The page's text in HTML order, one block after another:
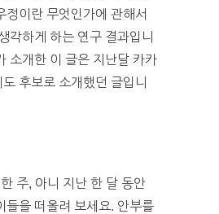
정이란 무엇인가에 관해서
각하게 하는 연구 결과입니
소개한 이 글은 지난달 카카
후보로 소개했던 글입니
주, 아니 지난 한 달 동안
들을 떠올려 보세요. 안부를